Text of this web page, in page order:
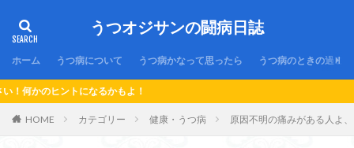
うつオジサンの闘病日誌
ホーム うつ病について うつ病かなって思ったら うつ病のときの過ご
！
HOME カテゴリー 健康・うつ病 原因不明の痛みがある人よ